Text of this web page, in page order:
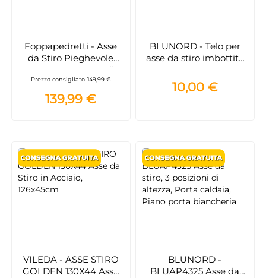
Foppapedretti - Asse
da Stiro Pieghevole
Noce Assai Evo Noce
Prezzo consigliato 149,99 €
139,99 €
BLUNORD - Telo per
asse da stiro imbottito
10,00 €
VILEDA - ASSE STIRO
GOLDEN 130X44 Asse
BLUNORD -
BLUAP4325 Asse da